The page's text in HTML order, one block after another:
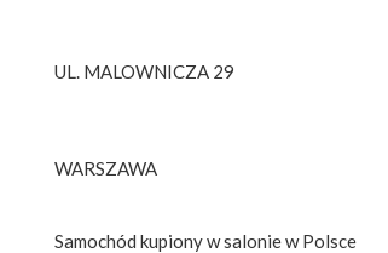
UL. MALOWNICZA 29
WARSZAWA
Samochód kupiony w salonie w Polsce